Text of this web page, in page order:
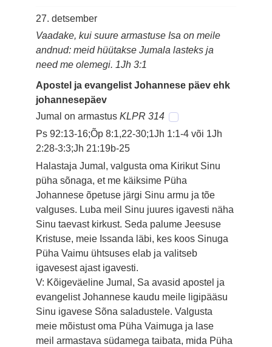
27. detsember
Vaadake, kui suure armastuse Isa on meile
andnud: meid hüütakse Jumala lasteks ja
need me olemegi. 1Jh 3:1
Apostel ja evangelist Johannese päev ehk
johannesepäev
Jumal on armastus KLPR 314
Ps 92:13-16;Õp 8:1,22-30;1Jh 1:1-4 või 1Jh
2:28-3:3;Jh 21:19b-25
Halastaja Jumal, valgusta oma Kirikut Sinu
püha sõnaga, et me käiksime Püha
Johannese õpetuse järgi Sinu armu ja tõe
valguses. Luba meil Sinu juures igavesti näha
Sinu taevast kirkust. Seda palume Jeesuse
Kristuse, meie Issanda läbi, kes koos Sinuga
Püha Vaimu ühtsuses elab ja valitseb
igavesest ajast igavesti.
V: Kõigeväeline Jumal, Sa avasid apostel ja
evangelist Johannese kaudu meile ligipääsu
Sinu igavese Sõna saladustele. Valgusta
meie mõistust oma Püha Vaimuga ja lase
meil armastava südamega taibata, mida Püha